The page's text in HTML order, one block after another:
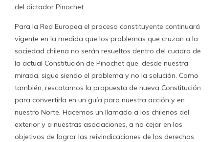
del dictador Pinochet.
Para la Red Europea el proceso constituyente continuará
vigente en la medida que los problemas que cruzan a la
sociedad chilena no serán resueltos dentro del cuadro de
la actual Constitución de Pinochet que, desde nuestra
mirada, sigue siendo el problema y no la solución. Como
también, rescatamos la propuesta de nueva Constitución
para convertirla en un guía para nuestra acción y en
nuestro Norte. Hacemos un llamado a los chilenos del
exterior y a nuestras asociaciones, a no cejar en los
objetivos de lograr las reivindicaciones de los derechos